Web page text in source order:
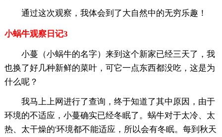
通过这次观察，我体会到了大自然中的无穷乐趣！
小蜗牛观察日记3
小蔓（小蜗牛的名字）来到这个新家已经三天了，我
也换了好几种新鲜的菜叶，可它一点东西都没吃，这是为
什么呢？
我马上上网进行了查询，终于知道了其中原因，由于
环境的不适应，小蔓确实已经冬眠了。蜗牛对于太冷、太
热、太干燥的'环境都不能适应，所以会有冬眠。每到秋天